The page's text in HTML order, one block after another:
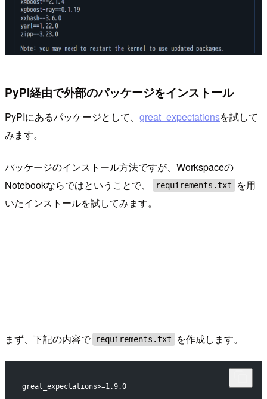
PyPI経由で外部のパッケージをインストール
PyPIにあるパッケージとして、 great_expectationsを試して
みます。
パッケージのインストール方法ですが、Workspaceの
Notebookならではということで、
requirements.txt
を用
いたインストールを試してみます。
まず、下記の内容で requirements.txt を作成します。
great_expectations>=1.9.0